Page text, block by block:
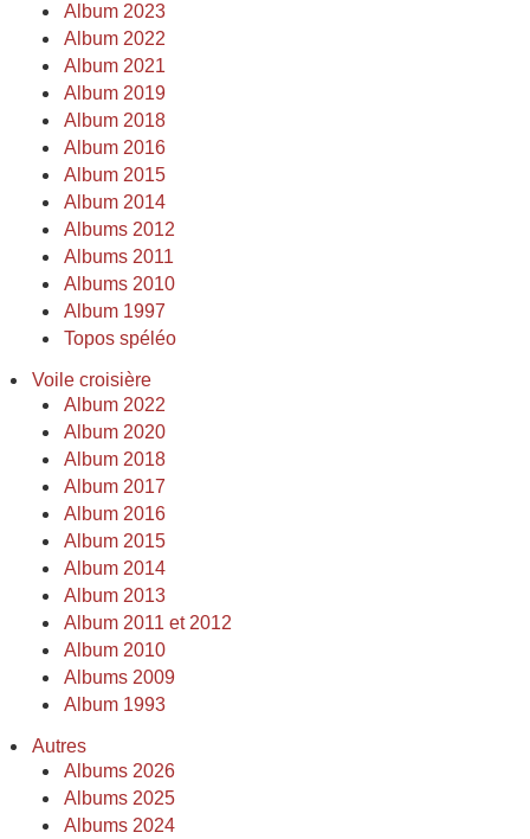
Album 2023
Album 2022
Album 2021
Album 2019
Album 2018
Album 2016
Album 2015
Album 2014
Albums 2012
Albums 2011
Albums 2010
Album 1997
Topos spéléo
Voile croisière
Album 2022
Album 2020
Album 2018
Album 2017
Album 2016
Album 2015
Album 2014
Album 2013
Album 2011 et 2012
Album 2010
Albums 2009
Album 1993
Autres
Albums 2026
Albums 2025
Albums 2024